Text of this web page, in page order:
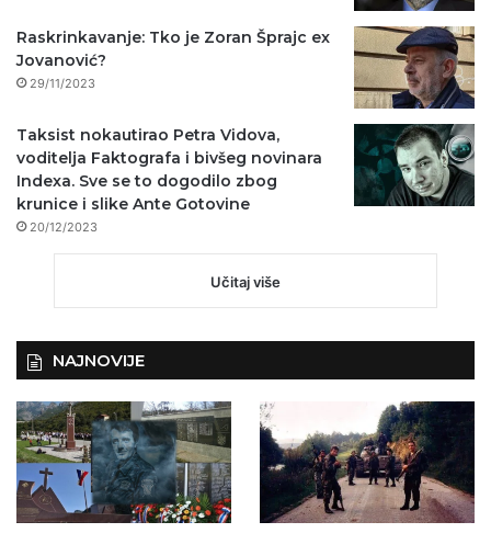
Raskrinkavanje: Tko je Zoran Šprajc ex
Jovanović?
29/11/2023
Taksist nokautirao Petra Vidova,
voditelja Faktografa i bivšeg novinara
Indexa. Sve se to dogodilo zbog
krunice i slike Ante Gotovine
20/12/2023
Učitaj više
NAJNOVIJE